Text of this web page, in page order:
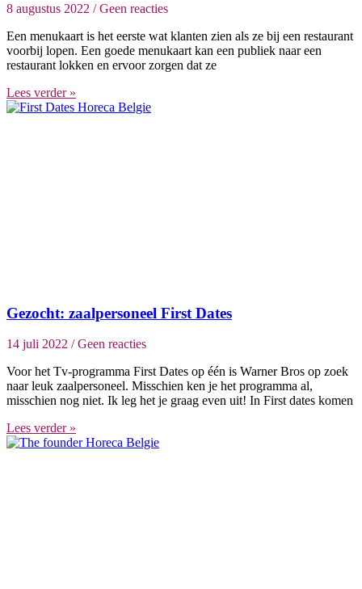
8 augustus 2022 Geen reacties
Een menukaart is het eerste wat klanten zien als ze bij een restaurant
voorbij lopen. Een goede menukaart kan een publiek naar een
restaurant lokken en ervoor zorgen dat ze
Lees verder »
Gezocht: zaalpersoneel First Dates
14 juli 2022 Geen reacties
Voor het Tv-programma First Dates op één is Warner Bros op zoek
naar leuk zaalpersoneel. Misschien ken je het programma al,
misschien nog niet. Ik leg het je graag even uit! In First dates komen
Lees verder »